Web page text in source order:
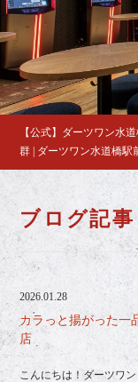
【公式】ダーツワン水
群 | ダーツワン水道橋駅
ブログ記事
2026.01.28
カラっと揚がった一
店
こんにちは！ダーツワ